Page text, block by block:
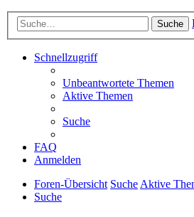
Suche
Schnellzugriff
Unbeantwortete Themen
Aktive Themen
Suche
FAQ
Anmelden
Foren-Übersicht SucheAktive
Suche